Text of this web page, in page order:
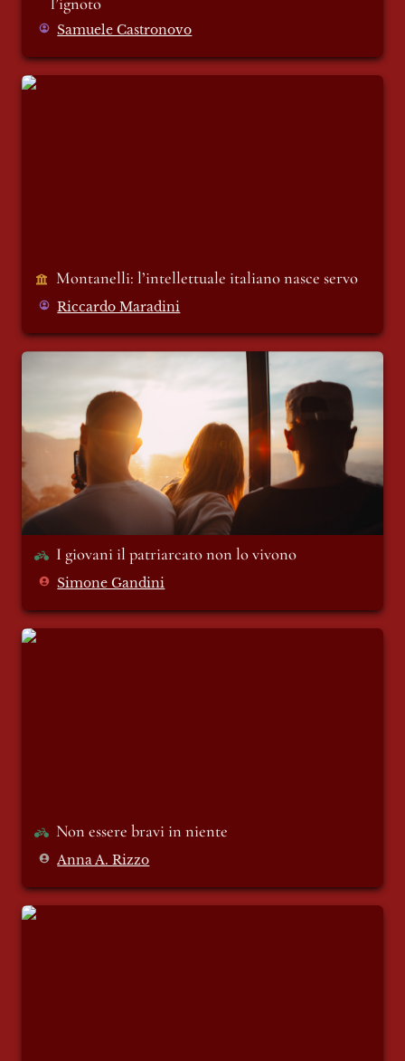
Samuele Castronovo
Montanelli: l’intellettuale italiano nasce
Montanelli: l’intellettuale italiano nasce servo
Riccardo Maradini
I giovani il patriarcato non lo vivono
I giovani il patriarcato non lo vivono
Simone Gandini
Non essere bravi in niente
Non essere bravi in niente
Anna A. Rizzo
Inauditus: il dolore del non dialogo